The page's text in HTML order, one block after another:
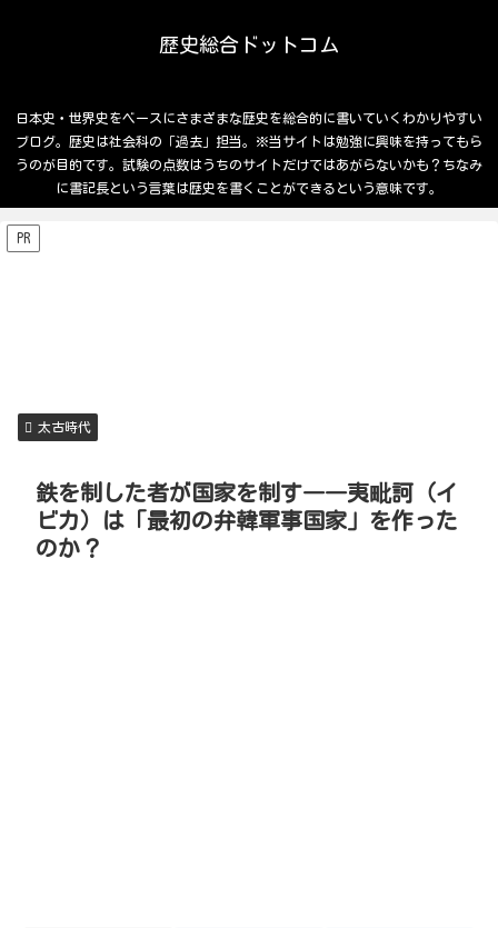
歴史総合ドットコム
日本史・世界史をベースにさまざまな歴史を総合的に書いていくわかりやすい
ブログ。歴史は社会科の「過去」担当。※当サイトは勉強に興味を持ってもら
うのが目的です。試験の点数はうちのサイトだけではあがらないかも？ちなみ
に書記長という言葉は歴史を書くことができるという意味です。
PR
太古時代
鉄を制した者が国家を制す――夷毗訶（イ
ビカ）は「最初の弁韓軍事国家」を作った
のか？